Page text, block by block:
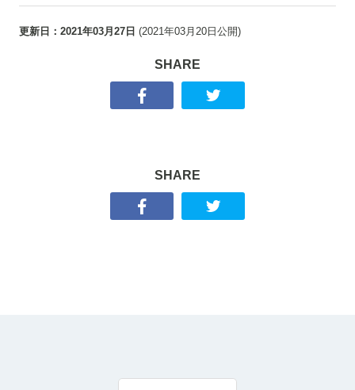
更新日： 2021年03月27日 (2021年03月20日 公開)
SHARE
SHARE